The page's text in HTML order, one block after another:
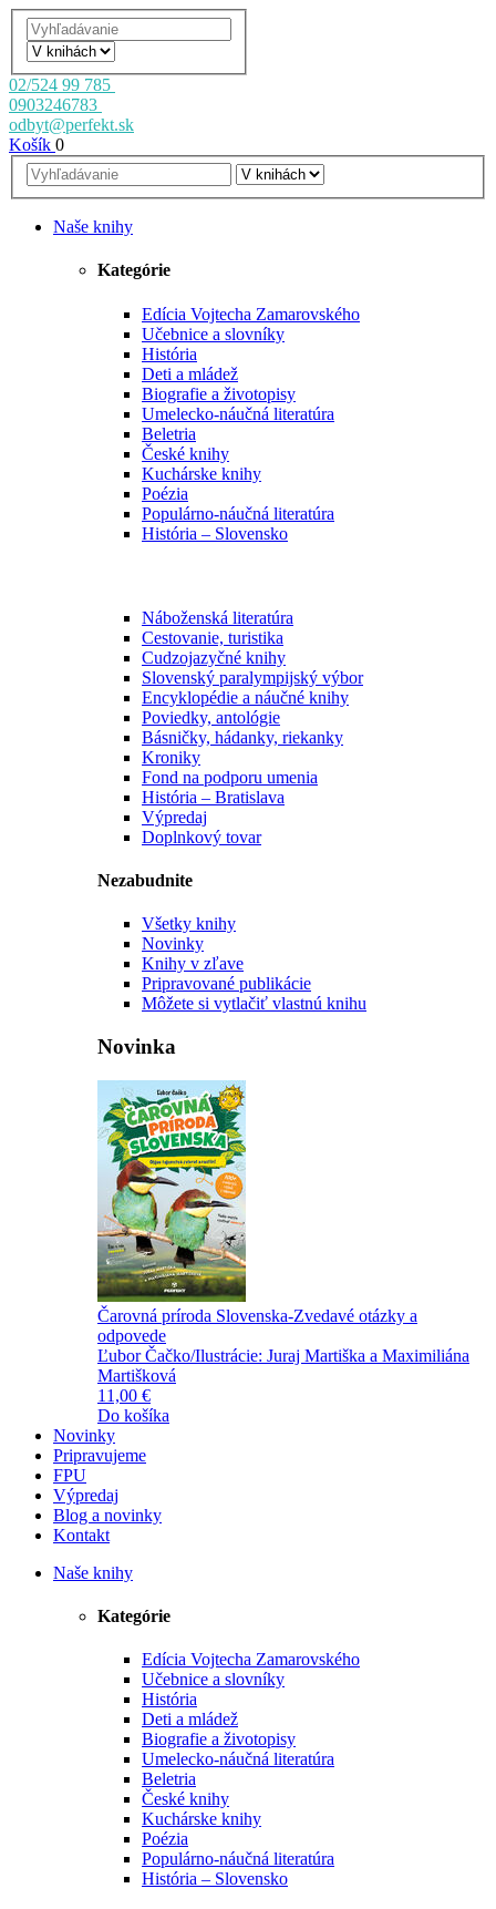
02/524 99 785
0903246783
odbyt@perfekt.sk
Košík 0
Naše knihy
Kategórie
Edícia Vojtecha Zamarovského
Učebnice a slovníky
História
Deti a mládež
Biografie a životopisy
Umelecko-náučná literatúra
Beletria
České knihy
Kuchárske knihy
Poézia
Populárno-náučná literatúra
História – Slovensko
Náboženská literatúra
Cestovanie, turistika
Cudzojazyčné knihy
Slovenský paralympijský výbor
Encyklopédie a náučné knihy
Poviedky, antológie
Básničky, hádanky, riekanky
Kroniky
Fond na podporu umenia
História – Bratislava
Výpredaj
Doplnkový tovar
Nezabudnite
Všetky knihy
Novinky
Knihy v zľave
Pripravované publikácie
Môžete si vytlačiť vlastnú knihu
Novinka
Čarovná príroda Slovenska-Zvedavé otázky a
odpovede
Ľubor Čačko/Ilustrácie: Juraj Martiška a Maximiliána
Martišková
11,00 €
Do košíka
Novinky
Pripravujeme
FPU
Výpredaj
Blog a novinky
Kontakt
Naše knihy
Kategórie
Edícia Vojtecha Zamarovského
Učebnice a slovníky
História
Deti a mládež
Biografie a životopisy
Umelecko-náučná literatúra
Beletria
České knihy
Kuchárske knihy
Poézia
Populárno-náučná literatúra
História – Slovensko